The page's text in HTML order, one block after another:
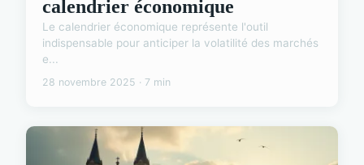
calendrier économique
Le calendrier économique représente l'outil
indispensable pour anticiper la volatilité des marchés
e...
28 novembre 2025 · 7 min